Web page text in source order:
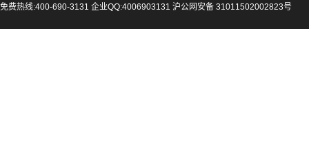
免费热线:400-690-3131 企业QQ:4006903131 沪公网安备 31011502002823号